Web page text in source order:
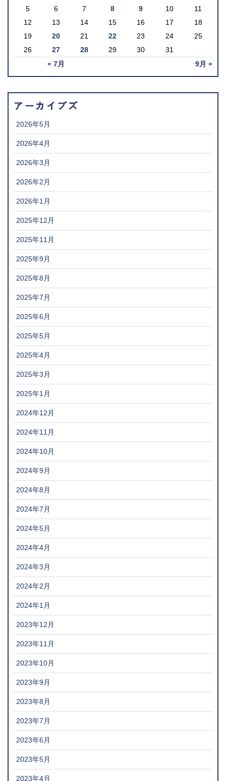
« 7月 9月 »
5
6 7 8 9 10
11
12
13 14 15 16 17
18
19
20 21 22 23 24
25
26
27 28 29 30 31
アーカイブズ
2026年5月
2026年4月
2026年3月
2026年2月
2026年1月
2025年12月
2025年11月
2025年9月
2025年8月
2025年7月
2025年6月
2025年5月
2025年4月
2025年3月
2025年1月
2024年12月
2024年11月
2024年10月
2024年9月
2024年8月
2024年7月
2024年5月
2024年4月
2024年3月
2024年2月
2024年1月
2023年12月
2023年11月
2023年10月
2023年9月
2023年8月
2023年7月
2023年6月
2023年5月
2023年4月